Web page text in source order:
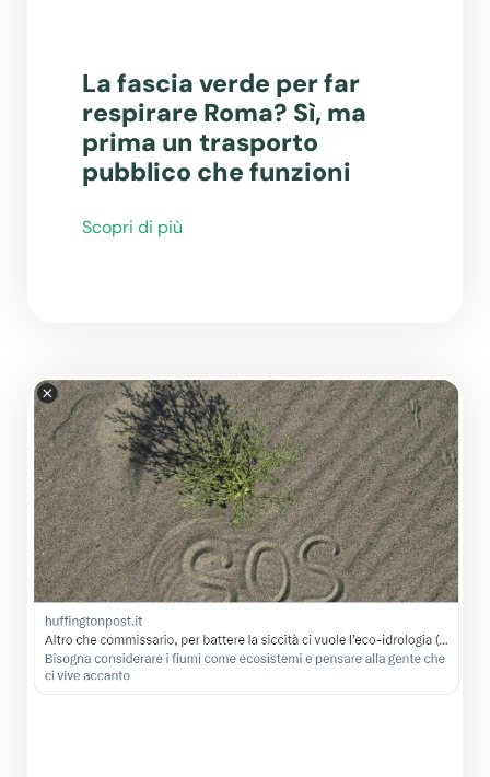
La fascia verde per far
respirare Roma? Sì, ma
prima un trasporto
pubblico che funzioni
Scopri di più